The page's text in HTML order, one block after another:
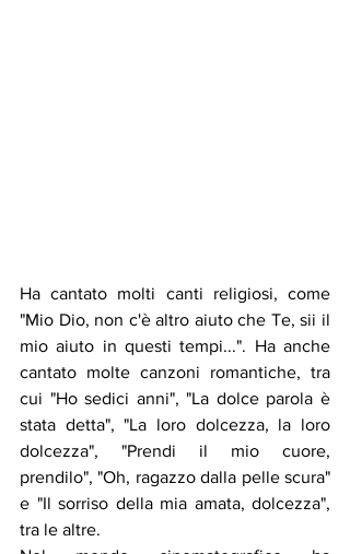
Ha cantato molti canti religiosi, come
"Mio Dio, non c'è altro aiuto che Te, sii il
mio aiuto in questi tempi...". Ha anche
cantato molte canzoni romantiche, tra
cui "Ho sedici anni", "La dolce parola è
stata detta", "La loro dolcezza, la loro
dolcezza", "Prendi il mio cuore,
prendilo", "Oh, ragazzo dalla pelle scura"
e "Il sorriso della mia amata, dolcezza",
tra le altre.